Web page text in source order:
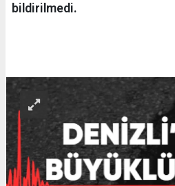
bildirilmedi.